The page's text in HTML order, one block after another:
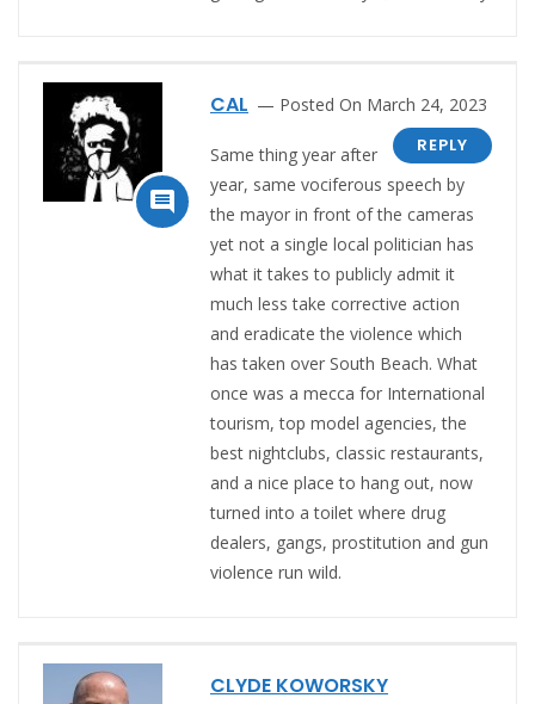

CAL
Posted On March 24, 2023
REPLY
Same thing year after
year, same vociferous speech by
the mayor in front of the cameras
yet not a single local politician has
what it takes to publicly admit it
much less take corrective action
and eradicate the violence which
has taken over South Beach. What
once was a mecca for International
tourism, top model agencies, the
best nightclubs, classic restaurants,
and a nice place to hang out, now
turned into a toilet where drug
dealers, gangs, prostitution and gun
violence run wild.
CLYDE KOWORSKY